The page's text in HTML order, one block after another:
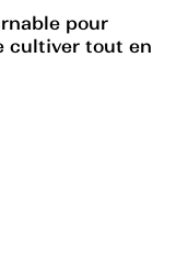
pour
cultiver tout en